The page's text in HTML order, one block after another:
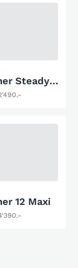
Pioner Steady 260
12 Maxi